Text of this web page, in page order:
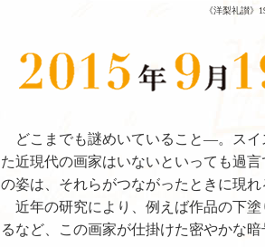
《洋梨礼讃》
どこまでも謎めいていること―。スイ
た近現代の画家はいないといっても過
の姿は、それらがつながったときに現
近年の研究により、例えば作品の下塗
るなど、この画家が仕掛けた密やかな